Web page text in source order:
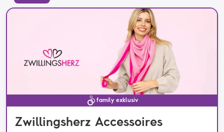
family exklusiv
Zwillingsherz Accessoires